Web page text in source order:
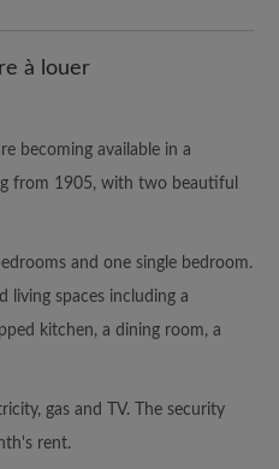
à louer
becoming available in a
from 1905, with two beautiful
and one single bedroom.
living spaces including a
kitchen, a dining room, a
gas and TV. The security
rent.